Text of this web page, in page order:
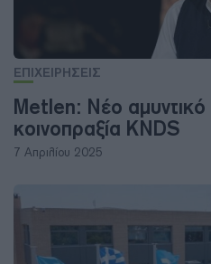
ΕΠΙΧΕΙΡΗΣΕΙΣ
Metlen: Νέο αμυντικό
κοινοπραξία KNDS
7 Απριλίου 2025